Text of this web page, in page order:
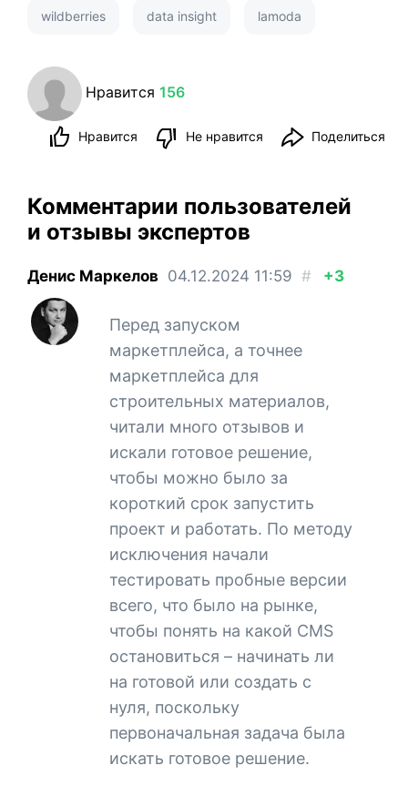
wildberries data insight lamoda
Нравится 156
Нравится Не нравится Поделиться
Комментарии пользователей
и отзывы экспертов
Денис Маркелов 04.12.2024 11:59 # +3
Перед запуском
маркетплейса, а точнее
маркетплейса для
строительных материалов,
читали много отзывов и
искали готовое решение,
чтобы можно было за
короткий срок запустить
проект и работать. По методу
исключения начали
тестировать пробные версии
всего, что было на рынке,
чтобы понять на какой CMS
остановиться – начинать ли
на готовой или создать с
нуля, поскольку
первоначальная задача была
искать готовое решение.